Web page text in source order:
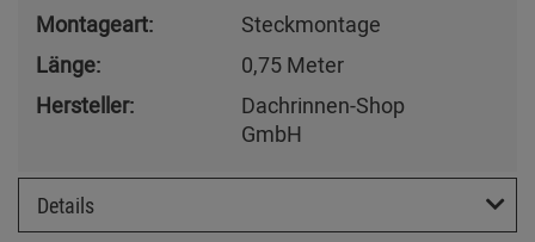
Montageart:
Steckmontage
Länge:
0,75 Meter
Hersteller:
Dachrinnen-Shop
GmbH
Details